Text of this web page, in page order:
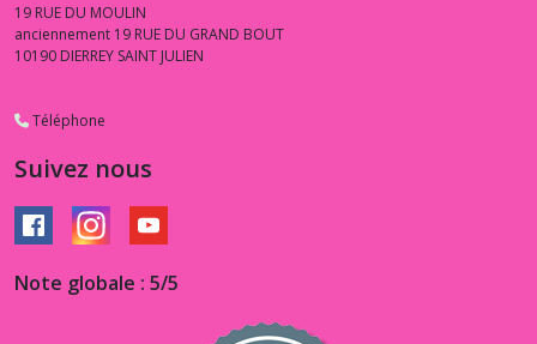
19 RUE DU MOULIN
anciennement 19 RUE DU GRAND BOUT
10190 DIERREY SAINT JULIEN
Téléphone
Suivez nous
Note globale : 5/5